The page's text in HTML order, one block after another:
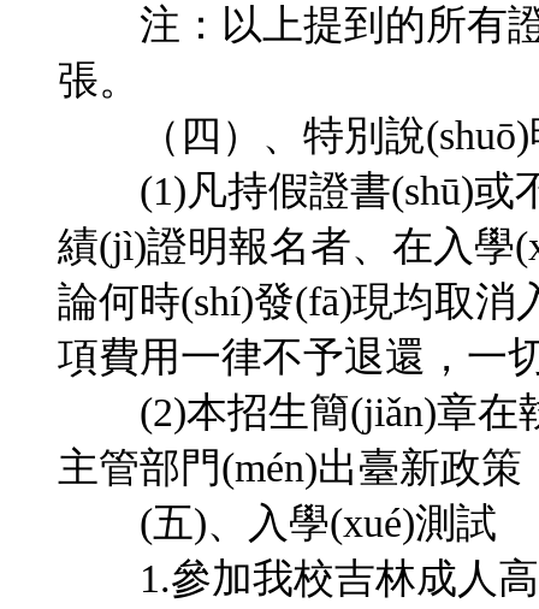
注：以上提到的所有證
張。
（四）、特別說(shuō)
(1)凡持假證書(shū)或
績(jì)證明報名者、在入
論何時(shí)發(fā)現均取消
項費用一律不予退還，
(2)本招生簡(jiǎn)章在執
主管部門(mén)出臺新政策
(五)、入學(xué)測試
1.參加我校吉林成人高